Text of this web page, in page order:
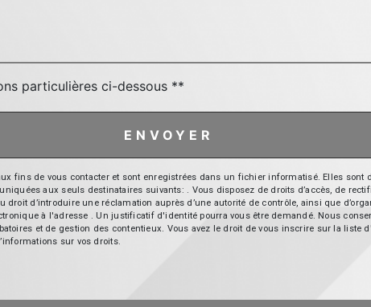
particulières ci-dessous **
ENVOYER
fins de vous contacter et sont enregistrées dans un fichier informatisé. Elles sont
aux seuls destinataires suivants: . Vous disposez de droits d’accès, de
droit d’introduire une réclamation auprès d’une autorité de contrôle, ainsi que
à l'adresse . Un justificatif d'identité pourra vous être demandé. Nous
et de gestion des contentieux. Vous avez le droit de vous inscrire sur la liste
sur vos droits.